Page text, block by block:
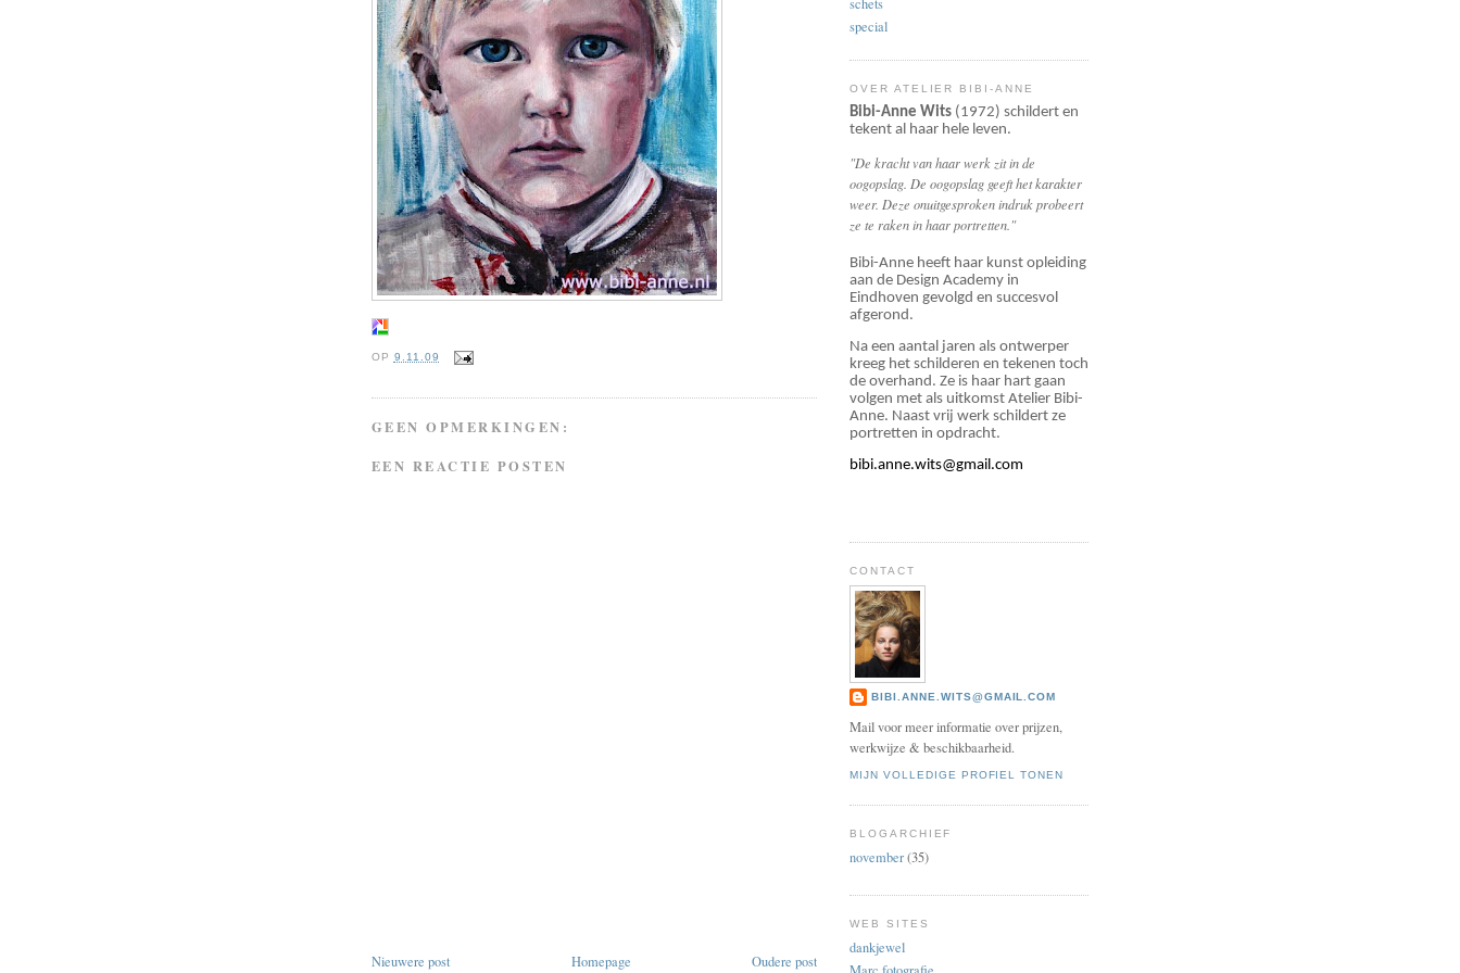
OP 9.11.09
GEEN OPMERKINGEN:
EEN REACTIE POSTEN
Nieuwere post Oudere post
Homepage
special
OVER ATELIER BIBI-ANNE
Bibi-Anne Wits (1972) schildert en
tekent al haar hele leven.
"De kracht van haar werk zit in de
oogopslag. De oogopslag geeft het karakter
weer. Deze onuitgesproken indruk probeert
ze te raken in haar portretten."
Bibi-Anne heeft haar kunst opleiding
aan de Design Academy in
Eindhoven gevolgd en succesvol
afgerond.
Na een aantal jaren als ontwerper
kreeg het schilderen en tekenen toch
de overhand. Ze is haar hart gaan
volgen met als uitkomst Atelier Bibi-
Anne. Naast vrij werk schildert ze
portretten in opdracht.
bibi.anne.wits@gmail.com
CONTACT
BIBI.ANNE.WITS@GMAIL.COM
Mail voor meer informatie over prijzen,
werkwijze & beschikbaarheid.
MIJN VOLLEDIGE PROFIEL TONEN
BLOGARCHIEF
november(35)
WEB SITES
dankjewel